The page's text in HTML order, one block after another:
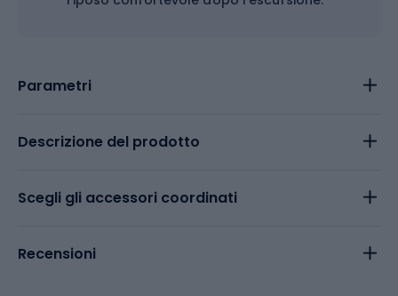
Parametri
Descrizione del prodotto
Scegli gli accessori coordinati
Recensioni